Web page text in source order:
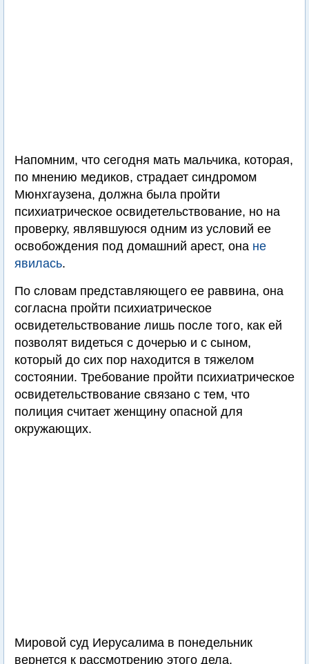
Напомним, что сегодня мать мальчика, которая,
по мнению медиков, страдает синдромом
Мюнхгаузена, должна была пройти
психиатрическое освидетельствование, но на
проверку, являвшуюся одним из условий ее
освобождения под домашний арест, она не
явилась.
По словам представляющего ее раввина, она
согласна пройти психиатрическое
освидетельствование лишь после того, как ей
позволят видеться с дочерью и с сыном,
который до сих пор находится в тяжелом
состоянии. Требование пройти психиатрическое
освидетельствование связано с тем, что
полиция считает женщину опасной для
окружающих.
Мировой суд Иерусалима в понедельник
вернется к рассмотрению этого дела.